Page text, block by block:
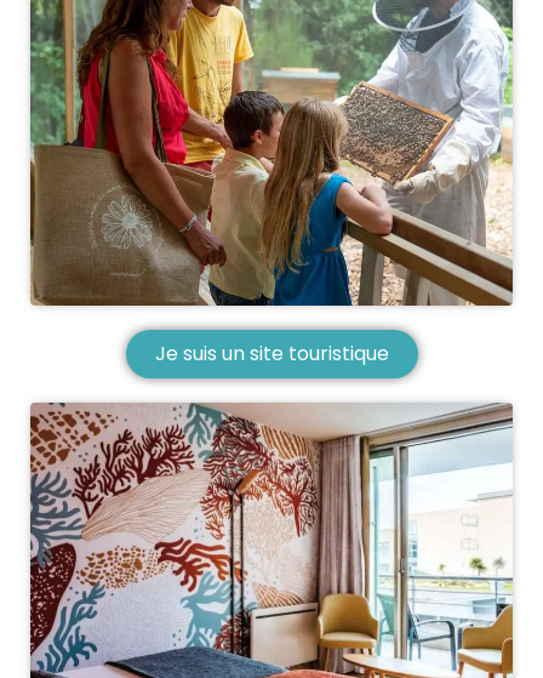
Je suis un site touristique